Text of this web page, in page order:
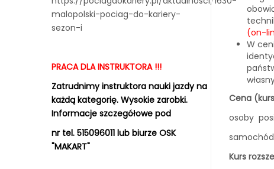
malopolski-pociag-do-kariery-
sezon-i
PRACA DLA INSTRUKTORA !!!
Zatrudnimy instruktora nauki jazdy na
każdą kategorię. Wysokie zarobki.
Informacje szczegółowe pod
nr tel. 515096011 lub biurze OSK
"MAKART"
(on-
W
Cena (
osoby
Kurs